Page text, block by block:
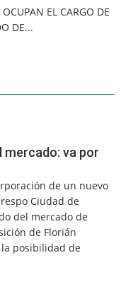
EL CARGO DE
DE...
mercado: va por
de un nuevo
Ciudad de
del mercado de
de Florián
posibilidad de